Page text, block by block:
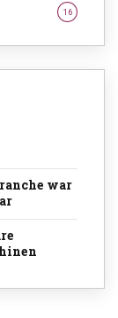
16
war